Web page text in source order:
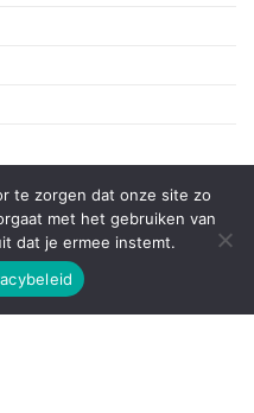
|Thema:
te zorgen dat onze site zo
met het gebruiken van
dat je ermee instemt.